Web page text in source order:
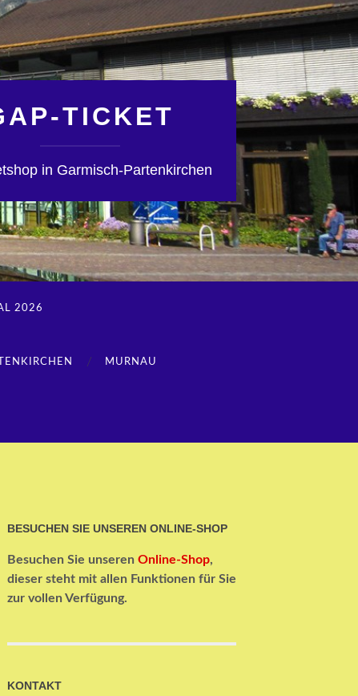
TICKET
in Garmisch-Partenkirchen
2026
MURNAU
BESUCHEN SIE UNSEREN ONLINE-SHOP
Besuchen Sie unseren Online-Shop,
dieser steht mit allen Funktionen für Sie
zur vollen Verfügung.
KONTAKT